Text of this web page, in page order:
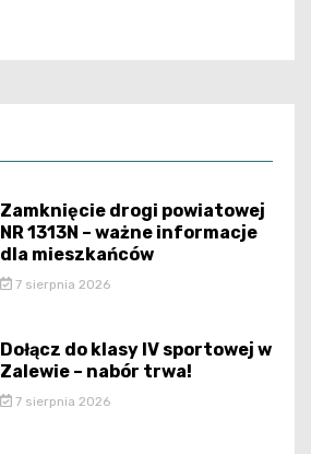
Zamknięcie drogi powiatowej
NR 1313N – ważne informacje
dla mieszkańców
7 sierpnia 2026
Dołącz do klasy IV sportowej w
Zalewie – nabór trwa!
7 sierpnia 2026